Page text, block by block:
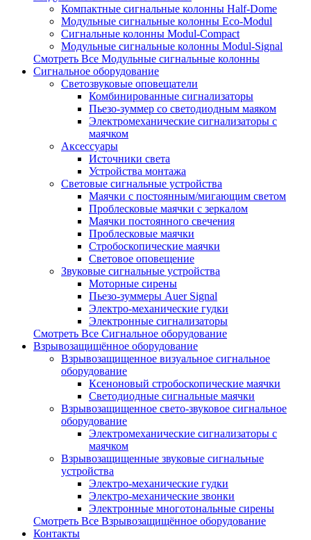
Компактные сигнальные колонны Half-Dome
Модульные сигнальные колонны Eco-Modul
Сигнальные колонны Modul-Compact
Модульные сигнальные колонны Modul-Signal
Смотреть Все Модульные сигнальные колонны
Сигнальное оборудование
Светозвуковые оповещатели
Комбинированные сигнализаторы
Пьезо-зуммер со светодиодным маяком
Электромеханические сигнализаторы с
маячком
Аксессуары
Источники света
Устройства монтажа
Световые сигнальные устройства
Маячки с постоянным/мигающим светом
Проблесковые маячки с зеркалом
Маячки постоянного свечения
Проблесковые маячки
Стробоскопические маячки
Световое оповещение
Звуковые сигнальные устройства
Моторные сирены
Пьезо-зуммеры Auer Signal
Электро-механические гудки
Электронные сигнализаторы
Смотреть Все Сигнальное оборудование
Взрывозащищённое оборудование
Взрывозащищенное визуальное сигнальное
оборудование
Ксеноновый стробоскопические маячки
Светодиодные сигнальные маячки
Взрывозащищенное свето-звуковое сигнальное
оборудование
Электромеханические сигнализаторы с
маячком
Взрывозащищенные звуковые сигнальные
устройства
Электро-механические гудки
Электро-механические звонки
Электронные многотональные сирены
Смотреть Все Взрывозащищённое оборудование
Контакты